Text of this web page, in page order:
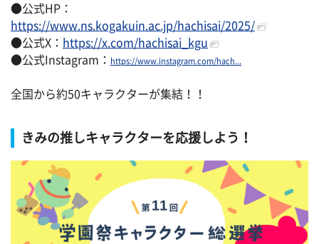
●公式HP：
https://www.ns.kogakuin.ac.jp/hachisai/2025/
●公式X：
https://x.com/hachisai_kgu
●公式Instagram：
https://www.instagram.com/hach...
全国から約50キャラクターが集結！！
きみの推しキャラクターを応援しよう！